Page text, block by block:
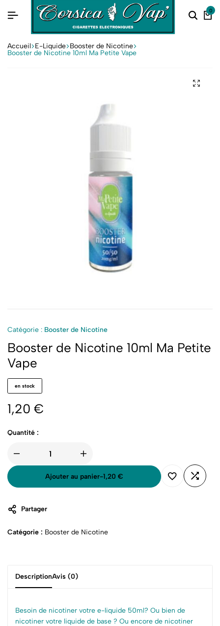
0
Accueil E-Liquide Booster de Nicotine
Booster de Nicotine 10ml Ma Petite Vape
Catégorie : Booster de Nicotine
Booster de Nicotine 10ml Ma Petite
Vape
en stock
1,20 €
Quantité :
Ajouter au panier-1,20 €
Partager
Catégorie : Booster de Nicotine
DescriptionAvis (0)
Besoin de nicotiner votre e-liquide 50ml? Ou bien de
nicotiner votre liquide de base ? Ou encore de nicotiner